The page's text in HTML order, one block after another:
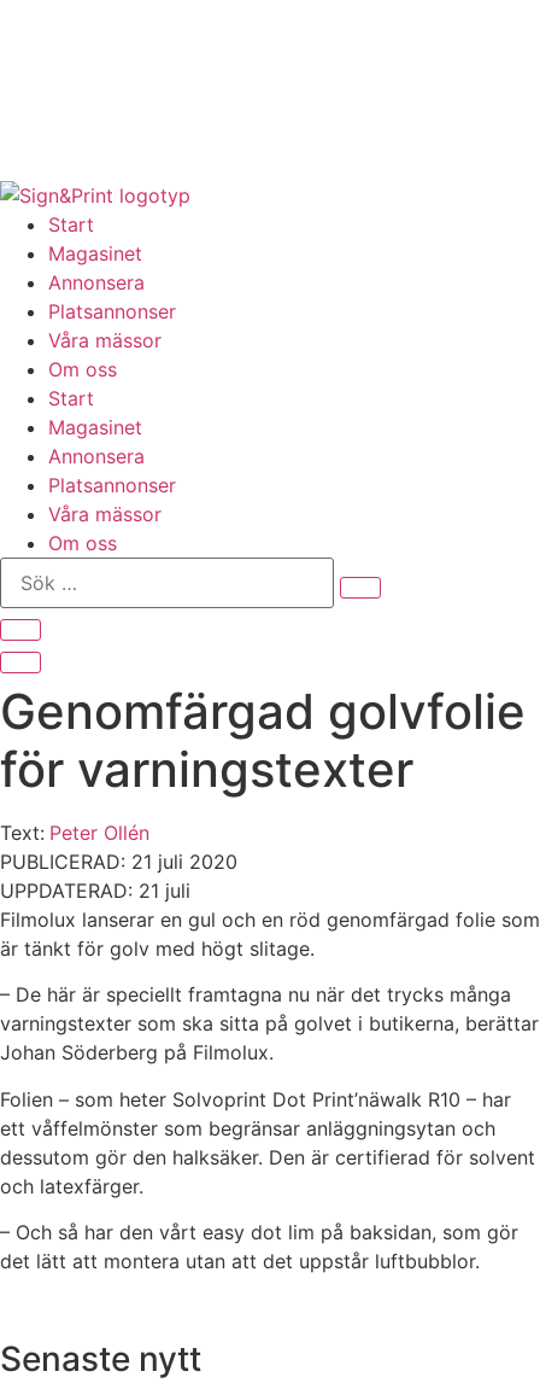
Start
Magasinet
Annonsera
Platsannonser
Våra mässor
Om oss
Start
Magasinet
Annonsera
Platsannonser
Våra mässor
Om oss
Sök
Genomfärgad golvfolie
för varningstexter
Text: Peter Ollén
PUBLICERAD: 21 juli 2020
UPPDATERAD: 21 juli
Filmolux lanserar en gul och en röd genomfärgad folie som
är tänkt för golv med högt slitage.
– De här är speciellt framtagna nu när det trycks många
varningstexter som ska sitta på golvet i butikerna, berättar
Johan Söderberg på Filmolux.
Folien – som heter Solvoprint Dot Print’näwalk R10 – har
ett våffelmönster som begränsar anläggningsytan och
dessutom gör den halksäker. Den är certifierad för solvent
och latexfärger.
– Och så har den vårt easy dot lim på baksidan, som gör
det lätt att montera utan att det uppstår luftbubblor.
Senaste nytt